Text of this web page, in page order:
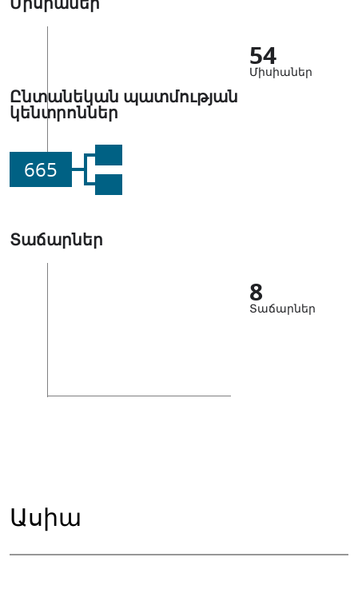
54
Միսիաներ
Ընտանեկան պատմության
կենտրոններ
665
Տաճարներ
8
Տաճարներ
Ասիա